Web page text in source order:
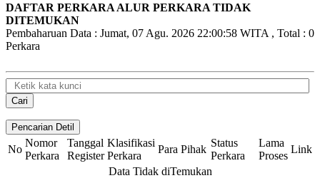
DAFTAR PERKARA ALUR PERKARA TIDAK
DITEMUKAN
Pembaharuan Data : Jumat, 07 Agu. 2026 22:00:58 WITA , Total : 0
Perkara
No
Nomor
Perkara
Tanggal
Register
Klasifikasi
Perkara
Para Pihak
Status
Perkara
Lama
Proses
Link
Data Tidak diTemukan